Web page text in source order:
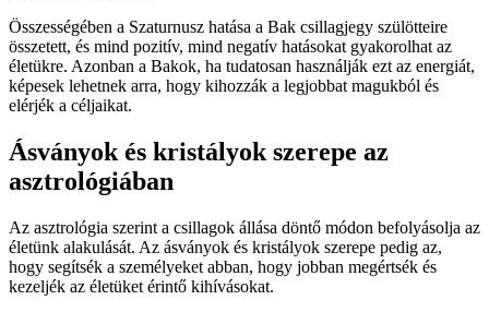
Összességében a Szaturnusz hatása a Bak csillagjegy szülötteire
összetett, és mind pozitív, mind negatív hatásokat gyakorolhat az
életükre. Azonban a Bakok, ha tudatosan használják ezt az energiát,
képesek lehetnek arra, hogy kihozzák a legjobbat magukból és
elérjék a céljaikat.
Ásványok és kristályok szerepe az
asztrológiában
Az asztrológia szerint a csillagok állása döntő módon befolyásolja az
életünk alakulását. Az ásványok és kristályok szerepe pedig az,
hogy segítsék a személyeket abban, hogy jobban megértsék és
kezeljék az életüket érintő kihívásokat.